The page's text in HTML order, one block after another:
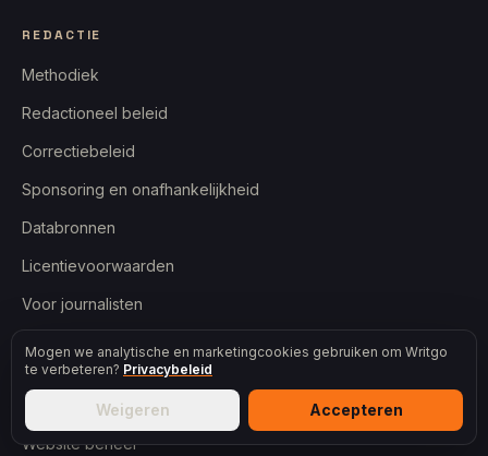
REDACTIE
Methodiek
Redactioneel beleid
Correctiebeleid
Sponsoring en onafhankelijkheid
Databronnen
Licentievoorwaarden
Voor journalisten
DIENSTEN
AI-Zichtbaarheidsmonitor
Website beheer
Mogen we analytische en marketingcookies gebruiken om Writgo
te verbeteren? Privacybeleid
Weigeren Accepteren